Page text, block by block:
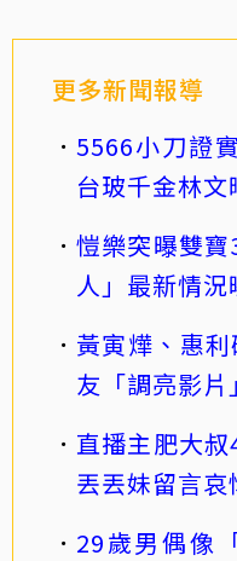
更多新聞報導
5566小刀證
台玻千金林
愷樂突曝雙
人」最新情況
黃寅燁、惠
友「調亮影
直播主肥大
丟丟妹留言哀
29歲男偶像